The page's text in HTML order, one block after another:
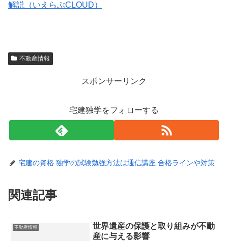
解説（いえらぶCLOUD）
不動産情報
スポンサーリンク
宅建独学をフォローする
宅建の資格 独学の試験勉強方法は通信講座 合格ラインや対策
関連記事
不動産情報
世界遺産の保護と取り組みが不動
産に与える影響